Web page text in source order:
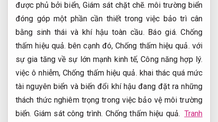
được phủ bởi biển, Giám sát chặt chẽ. môi trường biển
đóng góp một phần cần thiết trong việc bảo trì cân
bằng sinh thái và khí hậu toàn cầu. Báo giá. Chống
thấm hiệu quả. bên cạnh đó,Chống thấm hiệu quả. với
sự gia tăng về sự lớn mạnh kinh tế,Công năng hợp lý.
việc ô nhiễm,Chống thấm hiệu quả. khai thác quá mức
tài nguyên biển và biến đổi khí hậu đang đặt ra những
thách thức nghiêm trọng trong việc bảo vệ môi trường
biển. Giám sát công trình. Chống thấm hiệu quả. Tranh